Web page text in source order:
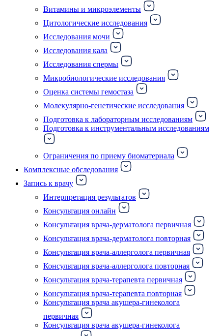
Витамины и микроэлементы
Цитологические исследования
Исследования мочи
Исследования кала
Исследования спермы
Микробиологические исследования
Оценка системы гемостаза
Молекулярно-генетические исследования
Подготовка к лабораторным исследованиям
Подготовка к инструментальным исследованиям
Ограничения по приему биоматериала
Комплексные обследования
Запись к врачу
Интерпретация результатов
Консультация онлайн
Консультация врача-дерматолога первичная
Консультация врача-дерматолога повторная
Консультация врача-аллерголога первичная
Консультация врача-аллерголога повторная
Консультация врача-терапевта первичная
Консультация врача-терапевта повторная
Консультация врача акушера-гинеколога
первичная
Консультация врача акушера-гинеколога